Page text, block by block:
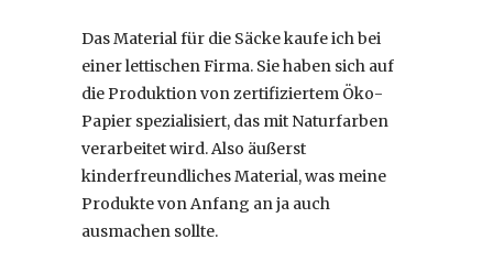
Das Material für die Säcke kaufe ich bei
einer lettischen Firma. Sie haben sich auf
die Produktion von zertifiziertem Öko-
Papier spezialisiert, das mit Naturfarben
verarbeitet wird. Also äußerst
kinderfreundliches Material, was meine
Produkte von Anfang an ja auch
ausmachen sollte.